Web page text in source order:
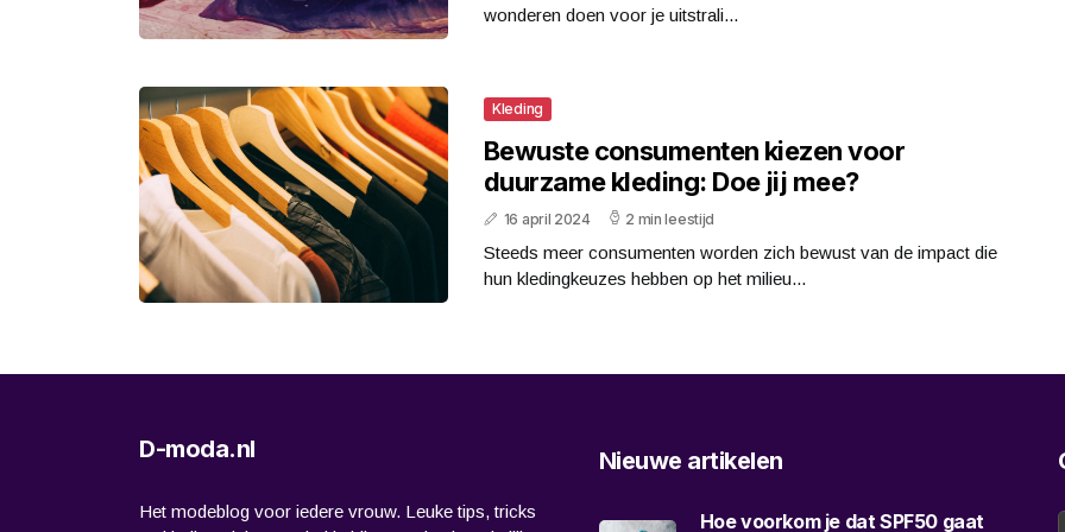
wonderen doen voor je uitstrali...
Kleding
Bewuste consumenten kiezen voor
duurzame kleding: Doe jij mee?
16 april 2024 2 min leestijd
Steeds meer consumenten worden zich bewust van de impact die
hun kledingkeuzes hebben op het milieu...
D-moda.nl
Het modeblog voor iedere vrouw. Leuke tips, tricks
Nieuwe artikelen
Hoe voorkom je dat SPF50 gaat